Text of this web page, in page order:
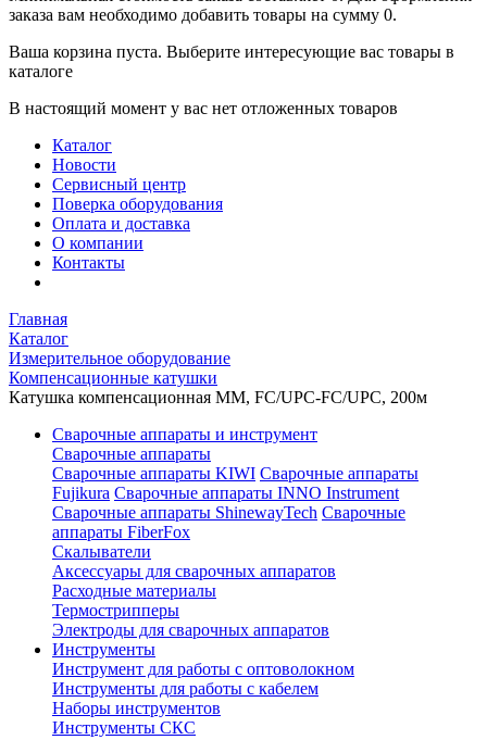
заказа вам необходимо добавить товары на сумму 0.
Ваша корзина пуста. Выберите интересующие вас товары в
каталоге
В настоящий момент у вас нет отложенных товаров
Каталог
Новости
Сервисный центр
Поверка оборудования
Оплата и доставка
О компании
Контакты
Главная
Каталог
Измерительное оборудование
Компенсационные катушки
Катушка компенсационная MM, FC/UPC-FC/UPC, 200м
Сварочные аппараты и инструмент
Сварочные аппараты
Сварочные аппараты KIWI Сварочные аппараты
Fujikura Сварочные аппараты INNO Instrument
Сварочные аппараты ShinewayTech Cварочные
аппараты FiberFox
Скалыватели
Аксессуары для сварочных аппаратов
Расходные материалы
Термострипперы
Электроды для сварочных аппаратов
Инструменты
Инструмент для работы с оптоволокном
Инструменты для работы с кабелем
Наборы инструментов
Инструменты СКС